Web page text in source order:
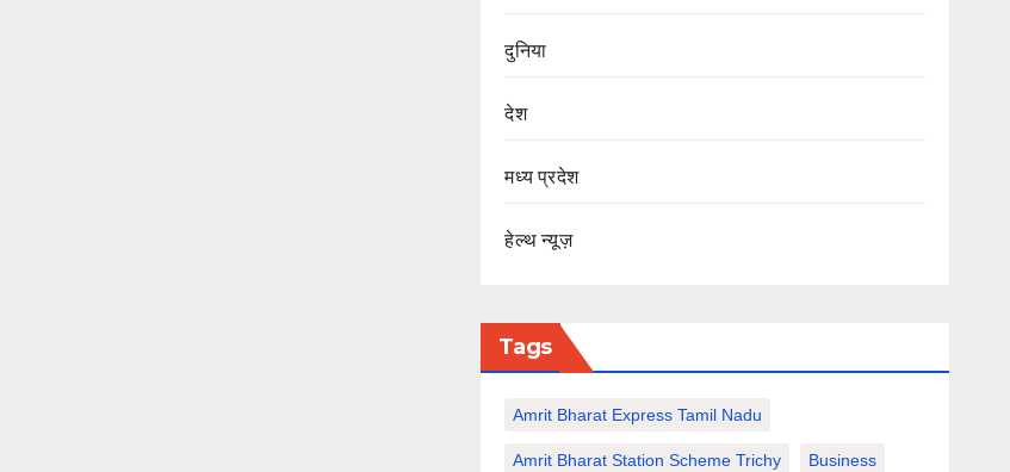
दुनिया
देश
मध्य प्रदेश
हेल्थ न्यूज़
Tags
Amrit Bharat Express Tamil Nadu
Amrit Bharat Station Scheme Trichy Business